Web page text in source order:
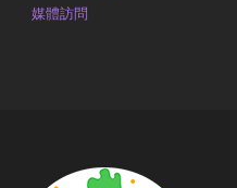
媒體訪問